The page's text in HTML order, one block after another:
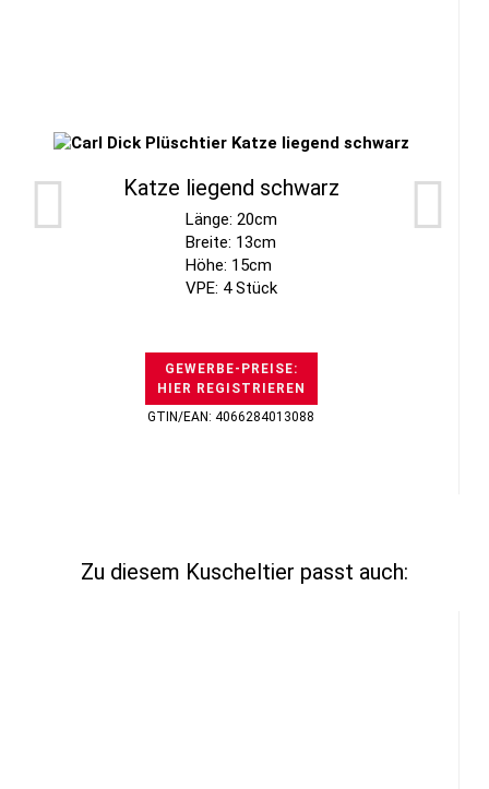
Katze liegend schwarz
Länge: 20cm
Breite: 13cm
Höhe: 15cm
VPE: 4 Stück
GEWERBE-PREISE:
HIER REGISTRIEREN
GTIN/EAN: 4066284013088
Zu diesem Kuscheltier passt auch: